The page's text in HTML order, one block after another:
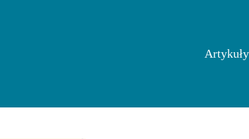
Artykuły